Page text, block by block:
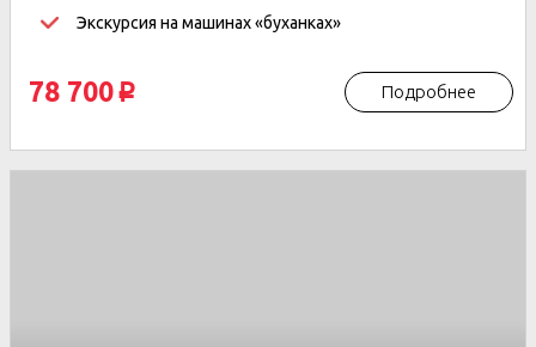
Экскурсия на машинах «буханках»
78 700 p Подробнее